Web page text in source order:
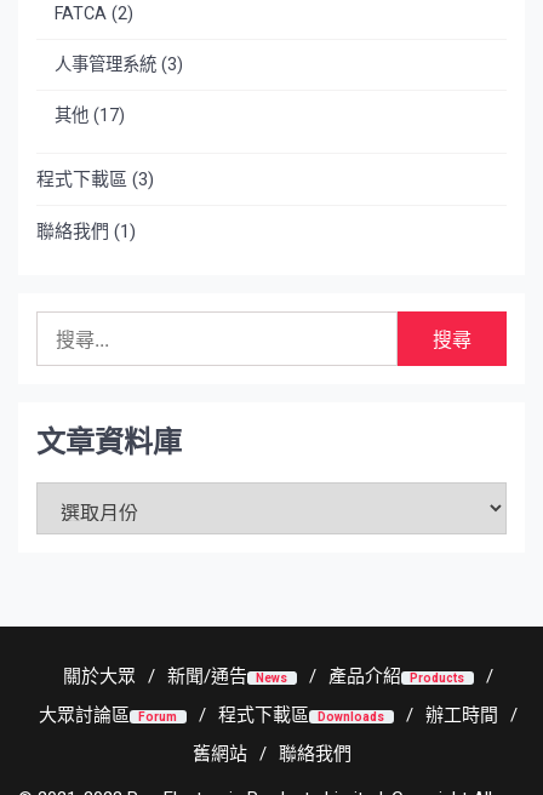
FATCA (2)
人事管理系統 (3)
其他 (17)
程式下載區 (3)
聯絡我們 (1)
字:
文章資料庫
資
關於大眾 新聞/通告 News 產品介紹 Products
大眾討論區 Forum 程式下載區 Downloads
辦工時間
舊網站
聯絡我們